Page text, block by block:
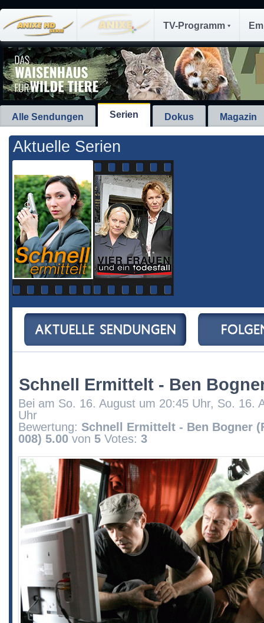
TV-Programm
Alle Sendungen Serien Dokus Magazin
Aktuelle Serien
Schnell Ermittelt - Ben
Bei am So. 16. August um 20:45 Uhr, So. 16.
Uhr
Bewertung: Schnell Ermittelt - Ben Bogner
008) 5.00 von 5 Votes: 3